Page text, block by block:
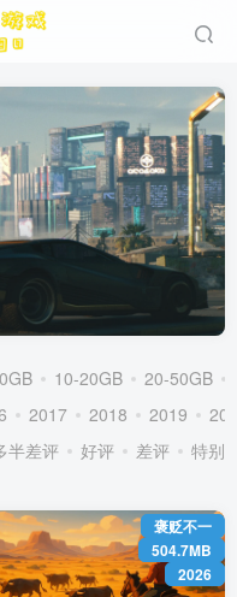
10-20GB 20-50GB
2017 2018 2019
半差评 好评 差评
特别
褒贬不一
504.7MB
2026